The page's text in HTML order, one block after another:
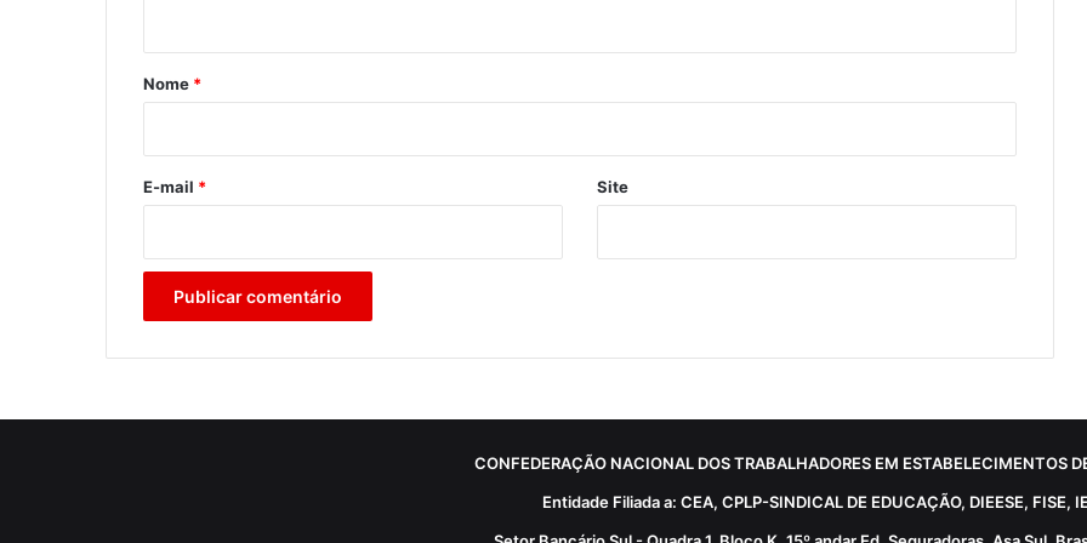
r
*
Nome *
E-mail * Site
CONFEDERAÇÃO NACIONAL DOS TRABALHADORES EM ESTABELECIMENTOS
Entidade Filiada a: CEA, CPLP-SINDICAL DE EDUCAÇÃO, DIEESE, FISE, IE